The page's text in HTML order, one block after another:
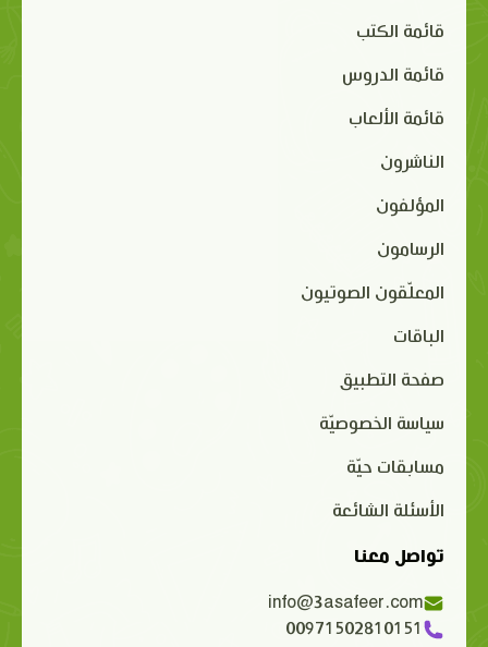
قائمة الكتب
قائمة الدروس
قائمة الألعاب
الناشرون
المؤلفون
الرسامون
المعلّقون الصوتيون
الباقات
صفحة التطبيق
سياسة الخصوصيّة
مسابقات حيّة
الأسئلة الشائعة
تواصل معنا
info@3asafeer.com
00971502810151